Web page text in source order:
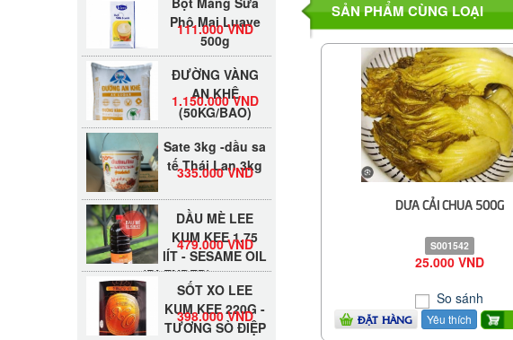
SẢN PHẨM CÙNG LOẠI
DƯA CẢI CHUA 500G
S001542
25.000 VND
So sánh
ĐẶT HÀNG Yêu thích
Phô Mai Luave
500g
111.000 VND
ĐƯỜNG VÀNG
AN KHÊ
(50KG/BAO)
1.150.000 VND
tế Thái Lan 3kg
335.000 VND
DẦU MÈ LEE
KUM KEE 1.75
lÍT - SESAME OIL
(BLENDED)
479.000 VND
SỐT XO LEE
KUM KEE 220G -
TƯƠNG SÒ ĐIỆP
398.000 VND